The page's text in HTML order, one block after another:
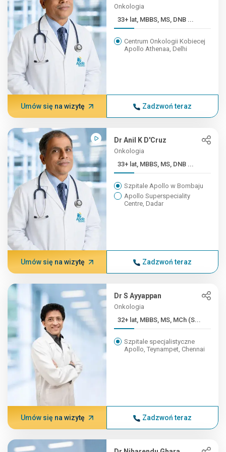
Onkologia
33+ lat, MBBS, MS, DNB ...
Centrum Onkologii Kobiecej
Apollo Athenaa, Delhi
Umów się na wizytę Zadzwoń teraz
Dr Anil K D'Cruz
Onkologia
33+ lat, MBBS, MS, DNB ...
Szpitale Apollo w Bombaju
Apollo Superspeciality
Centre, Dadar
Umów się na wizytę Zadzwoń teraz
Dr S Ayyappan
Onkologia
32+ lat, MBBS, MS, MCh (S...
Szpitale specjalistyczne
Apollo, Teynampet, Chennai
Umów się na wizytę Zadzwoń teraz